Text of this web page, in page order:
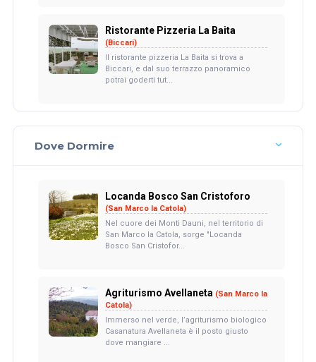
Ristorante Pizzeria La Baita
(Biccari)
Il ristorante pizzeria La Baita si trova a
Biccari, e dal suo terrazzo panoramico
potrai goderti tut...
Dove Dormire
Locanda Bosco San Cristoforo
(San Marco la Catola)
Nel cuore dei Monti Dauni, nel territorio di
San Marco la Catola, sorge "Locanda
Bosco San Cristofor...
Agriturismo Avellaneta (San Marco la
Catola)
Immerso nel verde, l’agriturismo biologico
Casanatura Avellaneta è il posto giusto
dove mangiare ...